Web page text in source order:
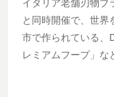
イタリア老舗刃物
と同時開催で、世
市で作られている、
レミアムフープ」な